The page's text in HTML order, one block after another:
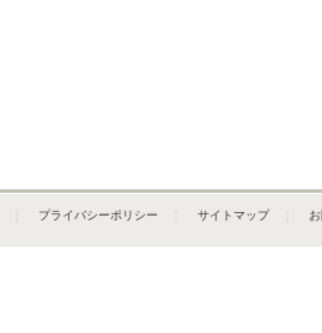
プライバシーポリシー サイトマップ｜